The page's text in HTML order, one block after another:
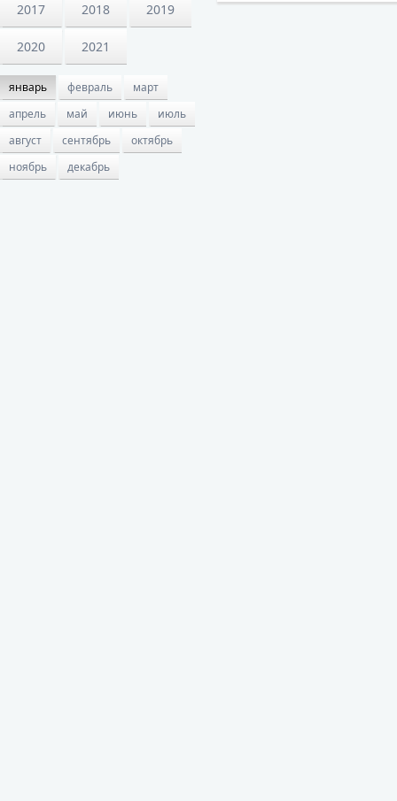
2017 2018 2019
2020 2021
январь февраль
март
апрель
май июнь
июль
август
сентябрь
октябрь
ноябрь
декабрь